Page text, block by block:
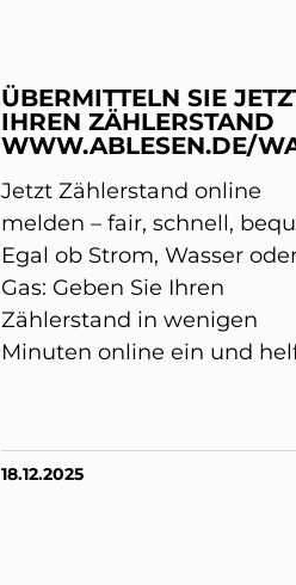
ÜBERMITTELN SIE
IHREN ZÄHLERSTAND
WWW.ABLESEN.DE/
Jetzt Zählerstand online
melden – fair, schnell,
Egal ob Strom, Wasser
Gas: Geben Sie Ihren
Zählerstand in wenigen
Minuten online ein und
18.12.2025